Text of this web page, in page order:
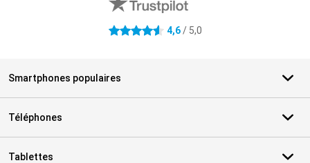
4.6 étoiles 4,6/ 5,0
Smartphones populaires
Téléphones
Tablettes